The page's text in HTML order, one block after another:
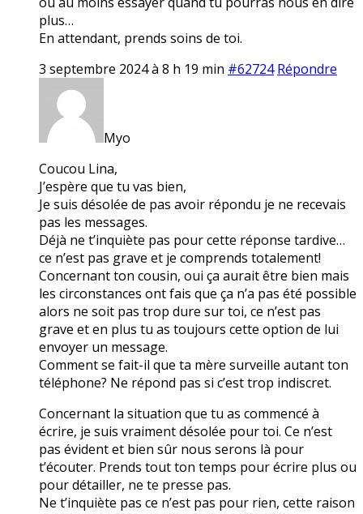
plus…
En attendant, prends soins de toi.
3 septembre 2024 à 8 h 19 min #62724 Répondre
Myo
Coucou Lina,
J’espère que tu vas bien,
Je suis désolée de pas avoir répondu je ne recevais
pas les messages.
Déjà ne t’inquiète pas pour cette réponse tardive…
ce n’est pas grave et je comprends totalement!
Concernant ton cousin, oui ça aurait être bien mais
les circonstances ont fais que ça n’a pas été possible
alors ne soit pas trop dure sur toi, ce n’est pas
grave et en plus tu as toujours cette option de lui
envoyer un message.
Comment se fait-il que ta mère surveille autant ton
téléphone? Ne répond pas si c’est trop indiscret.
Concernant la situation que tu as commencé à
écrire, je suis vraiment désolée pour toi. Ce n’est
pas évident et bien sûr nous serons là pour
t’écouter. Prends tout ton temps pour écrire plus ou
pour détailler, ne te presse pas.
Ne t’inquiète pas ce n’est pas pour rien, cette raison